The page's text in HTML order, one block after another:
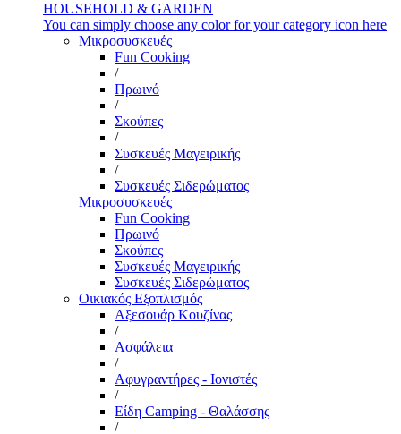
HOUSEHOLD & GARDEN
You can simply choose any color for your category icon here
Μικροσυσκευές
Fun Cooking
/
Πρωινό
/
Σκούπες
/
Συσκευές Μαγειρικής
/
Συσκευές Σιδερώματος
Μικροσυσκευές
Fun Cooking
Πρωινό
Σκούπες
Συσκευές Μαγειρικής
Συσκευές Σιδερώματος
Οικιακός Εξοπλισμός
Αξεσουάρ Κουζίνας
/
Ασφάλεια
/
Αφυγραντήρες - Ιονιστές
/
Είδη Camping - Θαλάσσης
/